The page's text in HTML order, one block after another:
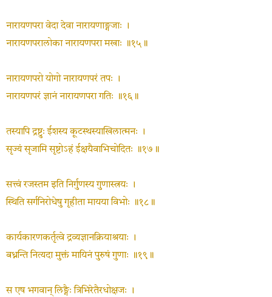
नारायणपरा वेदा देवा नारायणाङ्गजाः ।
नारायणपरालोका नारायणपरा मखाः ॥१५॥
नारायणपरो योगो नारायणपरं तपः ।
नारायणपरं ज्ञानं नारायणपरा गतिः ॥१६॥
तस्यापि द्रष्टुः ईशस्य कूटस्थस्याखिलात्मनः ।
सृज्यं सृजामि सृष्टोऽहं ईक्षयैवाभिचोदितः ॥१७॥
सत्त्वं रजस्तम इति निर्गुणस्य गुणास्त्रयः ।
स्थिति सर्गनिरोधेषु गृहीता मायया विभोः ॥१८॥
कार्यकारणकर्तृत्वे द्रव्यज्ञानक्रियाश्रयाः ।
बध्नन्ति नित्यदा मुक्तं मायिनं पुरुषं गुणाः ॥१९॥
स एष भगवान् लिङ्गैः त्रिभिरेतैरधोक्षजः ।